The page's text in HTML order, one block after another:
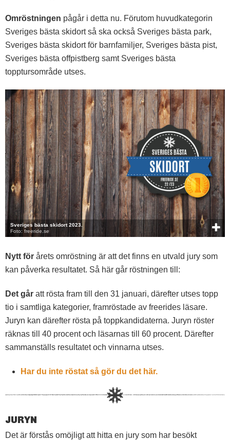
Omröstningen pågår i detta nu. Förutom huvudkategorin
Sveriges bästa skidort så ska också Sveriges bästa park,
Sveriges bästa skidort för barnfamiljer, Sveriges bästa pist,
Sveriges bästa offpistberg samt Sveriges bästa
topptursområde utses.
Sveriges bästa skidort 2023.
Foto: freeride.se
Nytt för årets omröstning är att det finns en utvald jury som
kan påverka resultatet. Så här går röstningen till:
Det går att rösta fram till den 31 januari, därefter utses topp
tio i samtliga kategorier, framröstade av freerides läsare.
Juryn kan därefter rösta på toppkandidaterna. Juryn röster
räknas till 40 procent och läsarnas till 60 procent. Därefter
sammanställs resultatet och vinnarna utses.
Har du inte röstat så gör du det här.
JURYN
Det är förstås omöjligt att hitta en jury som har besökt